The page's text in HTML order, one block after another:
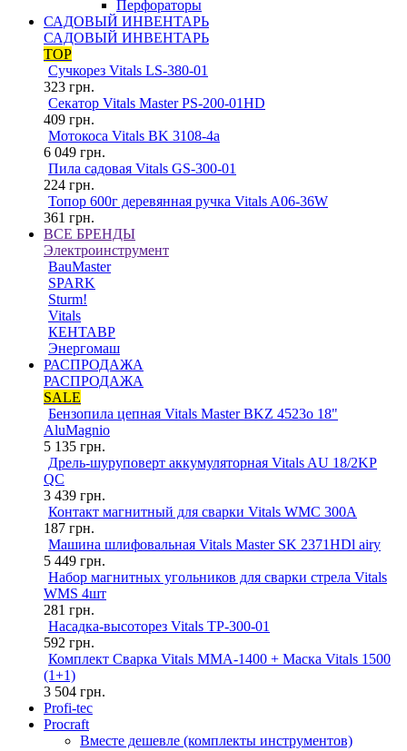
Перфораторы
САДОВЫЙ ИНВЕНТАРЬ
САДОВЫЙ ИНВЕНТАРЬ
TOP
Сучкорез Vitals LS-380-01
323 грн.
Секатор Vitals Master PS-200-01HD
409 грн.
Мотокоса Vitals BK 3108-4a
6 049 грн.
Пила садовая Vitals GS-300-01
224 грн.
Топор 600г деревянная ручка Vitals A06-36W
361 грн.
ВСЕ БРЕНДЫ
Электроинструмент
BauMaster
SPARK
Sturm!
Vitals
КЕНТАВР
Энергомаш
РАСПРОДАЖА
РАСПРОДАЖА
SALE
Бензопила цепная Vitals Master BKZ 4523o 18"
AluMagnio
5 135 грн.
Дрель-шуруповерт аккумуляторная Vitals AU 18/2KP
QC
3 439 грн.
Контакт магнитный для сварки Vitals WMC 300A
187 грн.
Машина шлифовальная Vitals Master SK 2371HDl airy
5 449 грн.
Набор магнитных угольников для сварки стрела Vitals
WMS 4шт
281 грн.
Насадка-высоторез Vitals TP-300-01
592 грн.
Комплект Сварка Vitals MMA-1400 + Маска Vitals 1500
(1+1)
3 504 грн.
Profi-tec
Procraft
Вместе дешевле (комплекты инструментов)